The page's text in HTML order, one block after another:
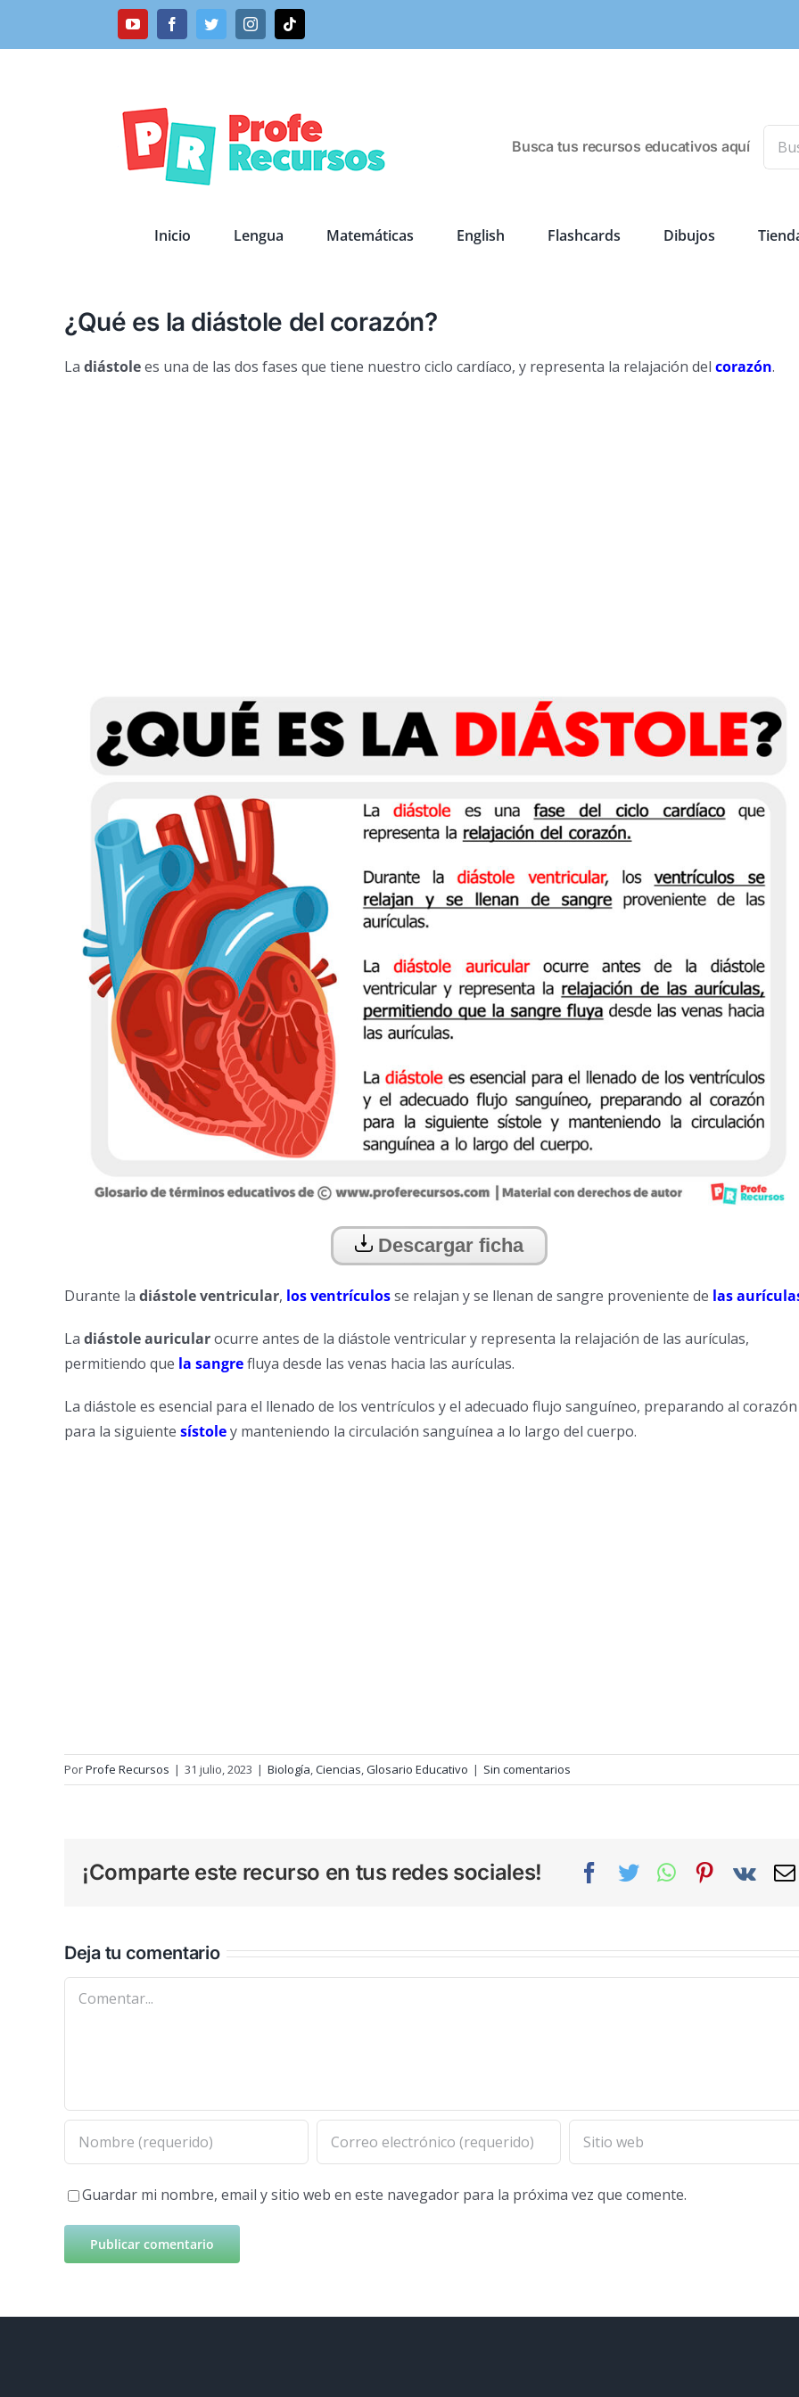
YouTubeFacebookTwitterInstagramTiktok
Busca tus recursos educativos aquí
Inicio Lengua Matemáticas English Flashcards Dibujos
¿Qué es la diástole del corazón?
La diástolees una de las dos fases que tiene nuestro ciclo cardíaco, y representa la relajación del corazón.
Descargar ficha
Durante la diástole ventricular, los ventrículosse relajan y se llenan de sangre proveniente de las
La diástole auricularocurre antes de la diástole ventricular y representa la relajación de las aurículas,
permitiendo que la sangrefluya desde las venas hacia las aurículas.
La diástole es esencial para el llenado de los ventrículos y el adecuado flujo sanguíneo, preparando al corazón
para la siguiente sístoley manteniendo la circulación sanguínea a lo largo del cuerpo.
PorProfe Recursos | 31 julio, 2023 | Biología,Ciencias,Glosario Educativo | Sin comentarios
¡Comparte este recurso en tus redes sociales! Facebook
TwitterWhatsAppPinterest
Vk
Deja tu comentario
Comentar
Guardar mi nombre, email y sitio web en este navegador para la próxima vez que comente.